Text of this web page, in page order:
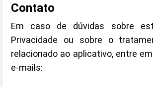
Contato
Em caso de dúvidas sobre
Privacidade ou sobre o
relacionado ao aplicativo, entre
e-mails: